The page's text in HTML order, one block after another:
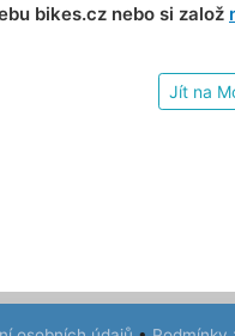
bikes.cz nebo si založ
Jít na